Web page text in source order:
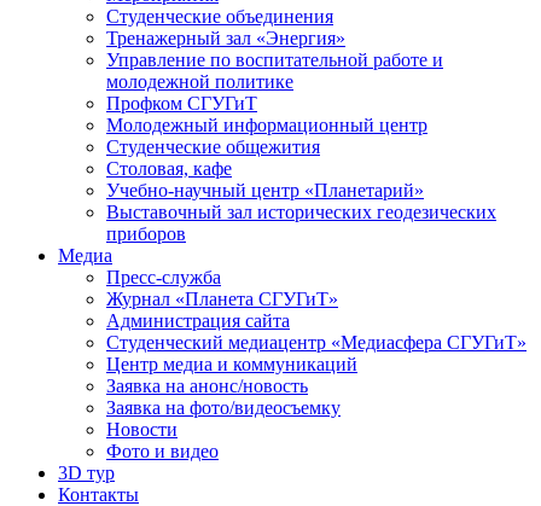
Студенческие объединения
Тренажерный зал «Энергия»
Управление по воспитательной работе и
молодежной политике
Профком СГУГиТ
Молодежный информационный центр
Студенческие общежития
Столовая, кафе
Учебно-научный центр «Планетарий»
Выставочный зал исторических геодезических
приборов
Медиа
Пресс-служба
Журнал «Планета СГУГиТ»
Администрация сайта
Студенческий медиацентр «Медиасфера СГУГиТ»
Центр медиа и коммуникаций
Заявка на анонс/новость
Заявка на фото/видеосъемку
Новости
Фото и видео
3D тур
Контакты